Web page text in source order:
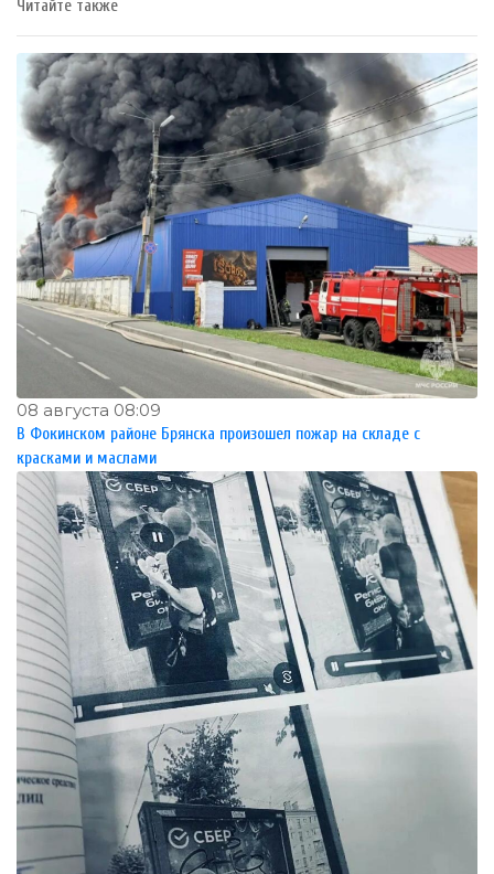
Читайте также
08 августа 08:09
В Фокинском районе Брянска произошел пожар на складе с
красками и маслами